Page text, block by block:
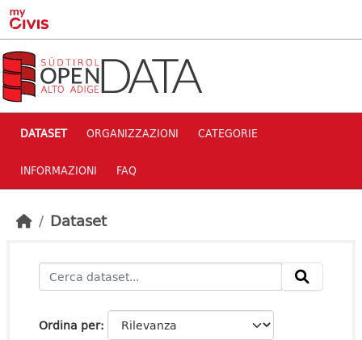
Skip to main content
DATASET ORGANIZZAZIONI CATEGORIE
INFORMAZIONI FAQ
Dataset
Ordina per